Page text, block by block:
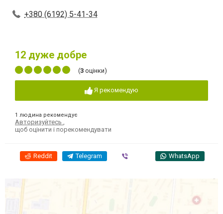
+380 (6192) 5-41-34
12 дуже добре
(3 оцінки)
Я рекомендую
1 людина рекомендує
Авторизуйтесь
щоб оцінити і порекомендувати
Reddit Telegram WhatsApp